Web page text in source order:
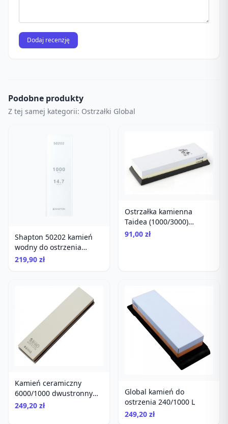
Dodaj recenzję
Podobne produkty
Z tej samej kategorii: Ostrzałki Global
Shapton 50202 kamień
wodny do ostrzenia
gradacja 1000
219,90 zł
Ostrzałka kamienna
Taidea (1000/3000)
TG6310
91,00 zł
Kamień ceramiczny
6000/1000 dwustronny
polerujący
249,20 zł
Global kamień do
ostrzenia 240/1000 L
249,20 zł